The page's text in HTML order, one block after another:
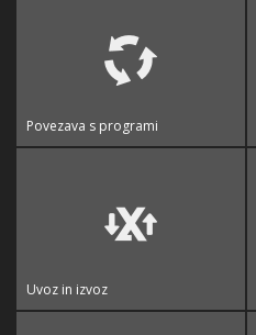
Povezava s programi
Uvoz in izvoz